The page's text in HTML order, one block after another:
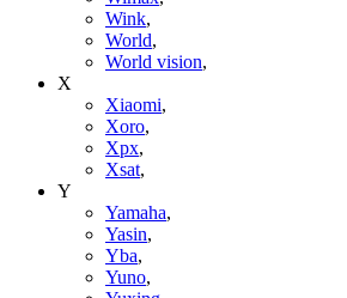
Wink,
World,
World vision,
X
Xiaomi,
Xoro,
Xpx,
Xsat,
Y
Yamaha,
Yasin,
Yba,
Yuno,